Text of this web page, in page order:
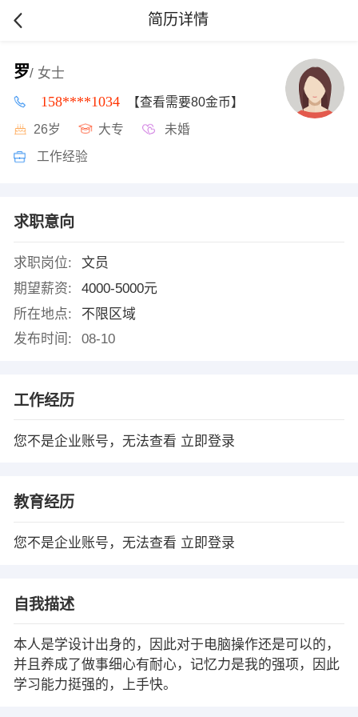
简历详情
罗/ 女士
158****1034 【查看需要80金币】
26岁 大专 未婚
工作经验
求职意向
求职岗位:
文员
期望薪资:
4000-5000元
所在地点:
不限区域
发布时间:
08-10
工作经历
您不是企业账号，无法查看 立即登录
教育经历
您不是企业账号，无法查看 立即登录
自我描述
本人是学设计出身的，因此对于电脑操作还是可以的，
并且养成了做事细心有耐心，记忆力是我的强项，因此
学习能力挺强的，上手快。